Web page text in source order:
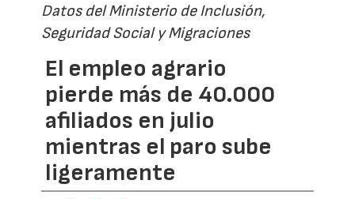
Datos del Ministerio de Inclusión,
Seguridad Social y Migraciones
El empleo agrario
pierde más de 40.000
afiliados en julio
mientras el paro sube
ligeramente